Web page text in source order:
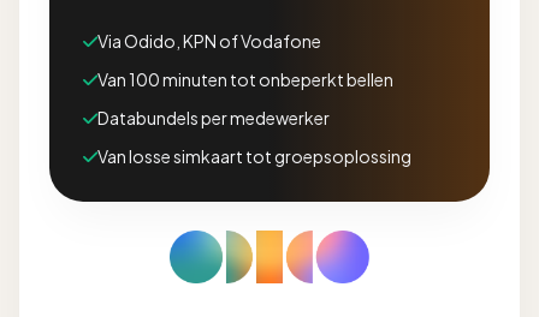
Via Odido, KPN of Vodafone
Van 100 minuten tot onbeperkt bellen
Databundels per medewerker
Van losse simkaart tot groepsoplossing